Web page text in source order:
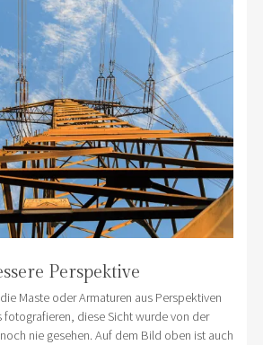
Perspektive
Maste oder Armaturen aus Perspektiven
fotografieren, diese Sicht wurde von der
nie gesehen. Auf dem Bild oben ist auch